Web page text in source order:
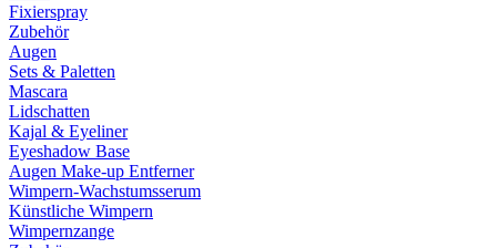
Fixierspray
Zubehör
Augen
Sets & Paletten
Mascara
Lidschatten
Kajal & Eyeliner
Eyeshadow Base
Augen Make-up Entferner
Wimpern-Wachstumsserum
Künstliche Wimpern
Wimpernzange